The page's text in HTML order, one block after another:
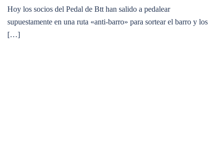
Hoy los socios del Pedal de Btt han salido a pedalear
supuestamente en una ruta «anti-barro» para sortear el barro y los
[…]